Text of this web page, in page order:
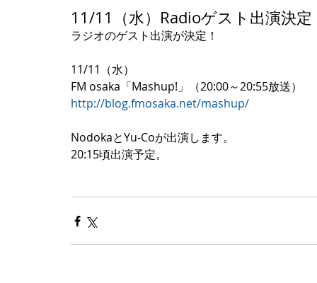
11/11（水）Radioゲスト出演決
ラジオのゲスト出演が決定！
11/11（水）
FM osaka「Mashup!」（20:00～20:55放送）
http://blog.fmosaka.net/mashup/
NodokaとYu-Coが出演します。
20:15頃出演予定。